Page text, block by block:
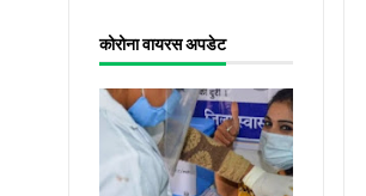
कोरोना वायरस अपडेट